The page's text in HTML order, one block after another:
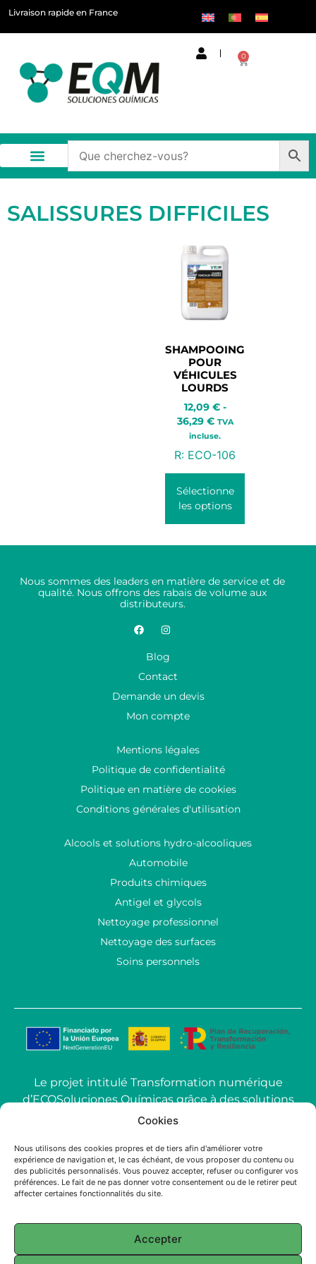
Cookies
Nous utilisons des cookies propres et de tiers afin d'améliorer votre
expérience de navigation et, le cas échéant, de vous proposer du contenu ou
des publicités personnalisés. Vous pouvez accepter, refuser ou configurer vos
préférences. Le fait de ne pas donner votre consentement ou de le retirer peut
affecter certaines fonctionnalités du site.
Accepter
Livraison rapide en France
0
SALISSURES DIFFICILES
SHAMPOOING
POUR
VÉHICULES
LOURDS
12,09 € -
36,29 € TVA
incluse.
R: ECO-106
Sélectionne
les options
Nous sommes des leaders en matière de service et de
qualité. Nous offrons des rabais de volume aux
distributeurs.
Blog
Contact
Demande un devis
Mon compte
Mentions légales
Politique de confidentialité
Politique en matière de cookies
Conditions générales d'utilisation
Alcools et solutions hydro-alcooliques
Automobile
Produits chimiques
Antigel et glycols
Nettoyage professionnel
Nettoyage des surfaces
Soins personnels
Le projet intitulé Transformation numérique
d’ECOSoluciones Químicas grâce à des solutions
d’IA avancées mené par ECOSOLUCIONES
européenne-NextGenerationEU dans le cadre
de l’appel à propositions pour l’utilisation de
l’intelligence artificielle (IA) appliquée à
l’industrie dans la Communauté de Madrid.
2025 ECOSOLUTIONS CHIMIQUES